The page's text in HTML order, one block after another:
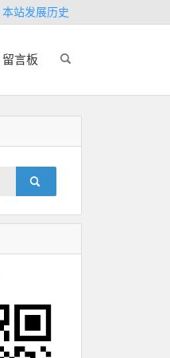
本站发展历史
留言板